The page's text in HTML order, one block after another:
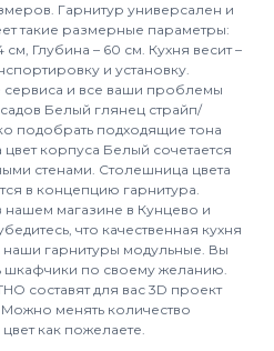
Гарнитур универсален и
такие размерные параметры:
Глубина – 60 см. Кухня весит –
и установку.
и все ваши проблемы
Белый глянец страйп/
подобрать подходящие тона
корпуса Белый сочетается
стенами. Столешница цвета
в концепцию гарнитура.
нашем магазине в Кунцево и
что качественная кухня
наши гарнитуры модульные. Вы
шкафчики по своему желанию.
составят для вас 3D проект
Можно менять количество
как пожелаете.